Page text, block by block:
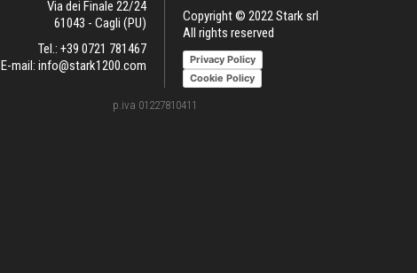
Via dei Finale 22/24
61043 - Cagli (PU)
Tel.:+39 0721 781467
E-mail:info@stark1200.com
Copyright © 2022 Stark srl
All rights reserved
Privacy Policy
Cookie Policy
p.iva 01227810411